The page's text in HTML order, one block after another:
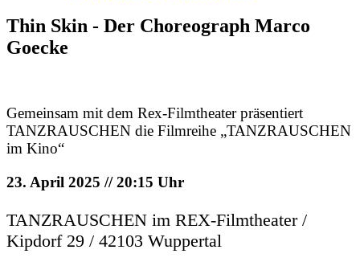
Thin Skin - Der Choreograph Marco
Goecke
Gemeinsam mit dem Rex-Filmtheater präsentiert
TANZRAUSCHEN die Filmreihe „TANZRAUSCHEN
im Kino“
23. April 2025 // 20:15 Uhr
TANZRAUSCHEN im REX-Filmtheater /
Kipdorf 29 / 42103 Wuppertal